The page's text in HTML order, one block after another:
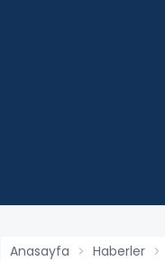
Anasayfa Haberler